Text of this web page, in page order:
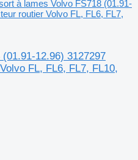
à lames Volvo FS718 (01.91-
routier Volvo FL, FL6, FL7,
12.96) 3127297
FL, FL6, FL7, FL10,